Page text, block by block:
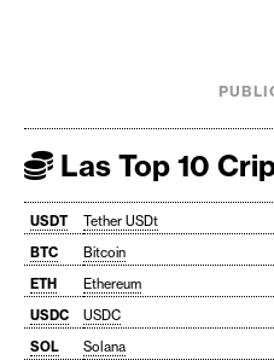
Las Top 10
USDT Tether USDt
BTC
Bitcoin
ETH
Ethereum
USDC
USDC
SOL
Solana